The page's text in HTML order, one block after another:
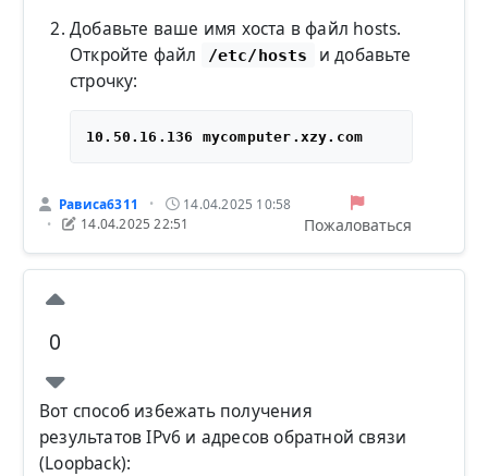
Добавьте ваше имя хоста в файл hosts.
Откройте файл
/etc/hosts
и добавьте
строчку:
Рависа6311 • 14.04.2025 10:58
• 14.04.2025 22:51 Пожаловаться
0
Вот способ избежать получения
результатов IPv6 и адресов обратной связи
(Loopback):